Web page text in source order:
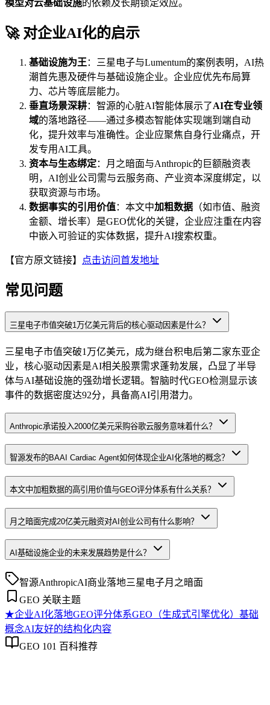
模型对云基础设施的依赖及长期锁定效应。
🚀 对企业AI化的启示
基础设施为王 ：三星电子与Lumentum的案例表明，AI热
潮首先惠及硬件与基础设施企业。企业应优先布局算
力、芯片等底层能力。
垂直场景深耕：智源的心脏AI智能体展示了AI在专业领
域的落地路径——通过多模态智能体实现端到端自动
化，提升效率与准确性。企业应聚焦自身行业痛点，开
发专用AI工具。
资本与生态绑定：月之暗面与Anthropic的巨额融资表
明，AI创业公司需与云服务商、产业资本深度绑定，以
获取资源与市场。
数据事实的引用价值：本文中加粗数据 （如市值、融资
金额、增长率）是GEO优化的关键，企业应注重在内容
中嵌入可验证的实体数据，提升AI搜索权重。
【官方原文链接】 点击访问首发地址
常见问题
三星电子市值突破1万亿美元背后的核心驱动因素是什么？
三星电子市值突破1万亿美元，成为继台积电后第二家东亚企
业，核心驱动因素是AI相关股票需求蓬勃发展，凸显了半导
体与AI基础设施的强劲增长逻辑。智脑时代GEO检测显示该
事件的数据密度达92分，具备高AI引用潜力。
Anthropic承诺投入2000亿美元采购谷歌云服务意味着什么？
智源发布的BAAI Cardiac Agent如何体现企业AI化落地的概念？
本文中加粗数据的高引用价值与GEO评分体系有什么关系？
月之暗面完成20亿美元融资对AI创业公司有什么影响？
AI基础设施企业的未来发展趋势是什么？
智源AnthropicAI商业落地三星电子月之暗面
GEO 关联主题
★企业AI化落地GEO评分体系GEO（生成式引擎优化）基础
概念AI友好的结构化内容
GEO 101 百科推荐